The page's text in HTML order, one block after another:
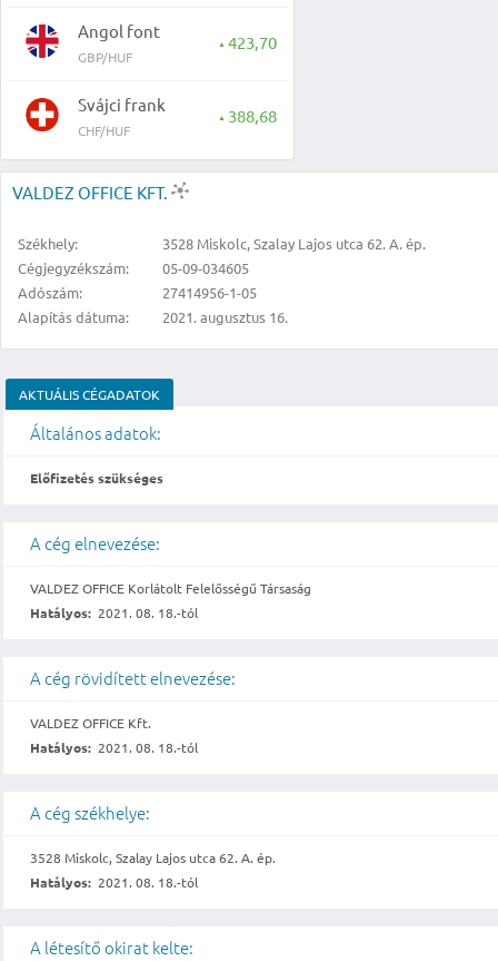
Angol font
GBP/HUF
▲ 423,70
Svájci frank
CHF/HUF
▲ 388,68
VALDEZ OFFICE KFT.
Székhely:
3528 Miskolc, Szalay Lajos utca 62. A. ép.
Cégjegyzékszám:
05-09-034605
Adószám:
27414956-1-05
Alapítás dátuma:
2021. augusztus 16.
AKTUÁLIS CÉGADATOK
Általános adatok:
Előfizetés szükséges
A cég elnevezése:
VALDEZ OFFICE Korlátolt Felelősségű Társaság
Hatályos: 2021. 08. 18.-tól
A cég rövidített elnevezése:
VALDEZ OFFICE Kft.
Hatályos: 2021. 08. 18.-tól
A cég székhelye:
3528 Miskolc, Szalay Lajos utca 62. A. ép.
Hatályos: 2021. 08. 18.-tól
A létesítő okirat kelte: